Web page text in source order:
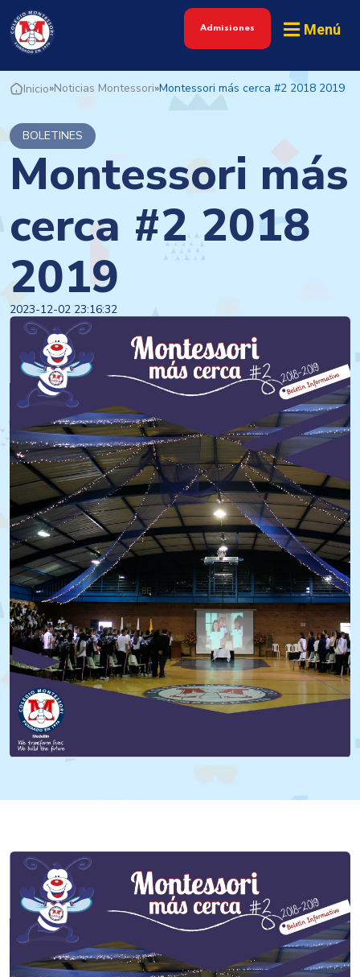
Admisiones Menú
Inicio»Noticias Montessori»Montessori más cerca #2 2018 2019
BOLETINES
Montessori más
cerca #2 2018
2019
2023-12-02 23:16:32